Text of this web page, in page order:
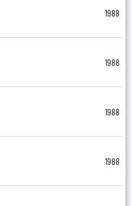
1988
1988
1988
1988